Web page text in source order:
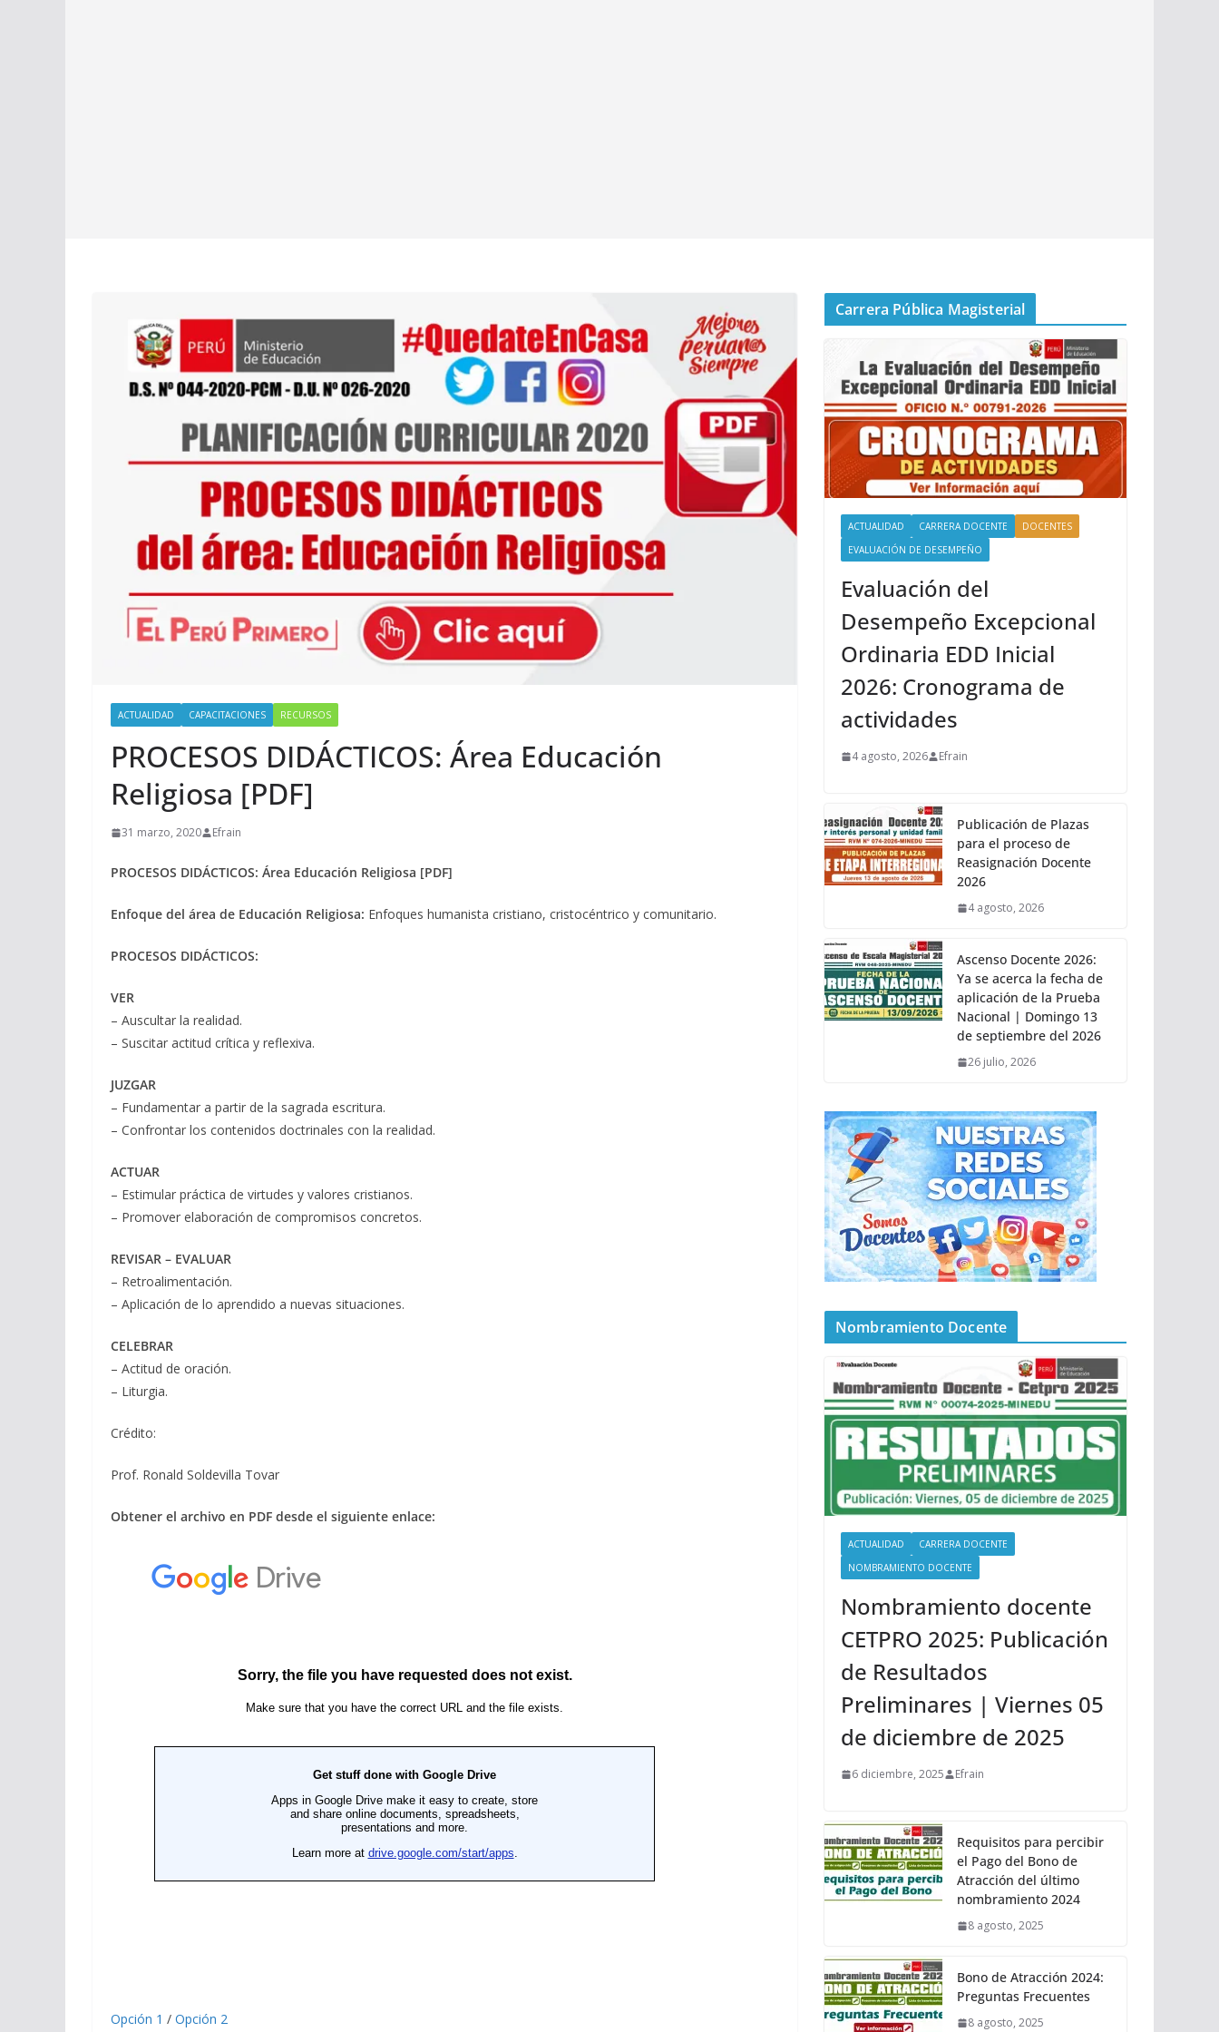
ACTUALIDAD CAPACITACIONES RECURSOS
PROCESOS DIDÁCTICOS: Área Educación
Religiosa [PDF]
31 marzo, 2020 Efrain
PROCESOS DIDÁCTICOS: Área Educación Religiosa [PDF]
Enfoque del área de Educación Religiosa: Enfoques humanista cristiano, cristocéntrico y comunitario.
PROCESOS DIDÁCTICOS:
VER
– Auscultar la realidad.
– Suscitar actitud crítica y reflexiva.
JUZGAR
– Fundamentar a partir de la sagrada escritura.
– Confrontar los contenidos doctrinales con la realidad.
ACTUAR
– Estimular práctica de virtudes y valores cristianos.
– Promover elaboración de compromisos concretos.
REVISAR – EVALUAR
– Retroalimentación.
– Aplicación de lo aprendido a nuevas situaciones.
CELEBRAR
– Actitud de oración.
– Liturgia.
Crédito:
Prof. Ronald Soldevilla Tovar
Obtener el archivo en PDF desde el siguiente enlace:
Opción 1 / Opción 2
Carrera Pública Magisterial
ACTUALIDAD CARRERA DOCENTE
DOCENTES
EVALUACIÓN DE DESEMPEÑO
Evaluación del
Desempeño Excepcional
Ordinaria EDD Inicial
2026: Cronograma de
actividades
4 agosto, 2026 Efrain
Publicación de Plazas
para el proceso de
Reasignación Docente
2026
4 agosto, 2026
Ascenso Docente 2026:
Ya se acerca la fecha de
aplicación de la Prueba
Nacional | Domingo 13
de septiembre del 2026
26 julio, 2026
Nombramiento Docente
ACTUALIDAD
CARRERA DOCENTE
NOMBRAMIENTO DOCENTE
Nombramiento docente
CETPRO 2025: Publicación
de Resultados
Preliminares | Viernes 05
de diciembre de 2025
6 diciembre, 2025 Efrain
Requisitos para percibir
el Pago del Bono de
Atracción del último
nombramiento 2024
8 agosto, 2025
Bono de Atracción 2024:
Preguntas Frecuentes
8 agosto, 2025